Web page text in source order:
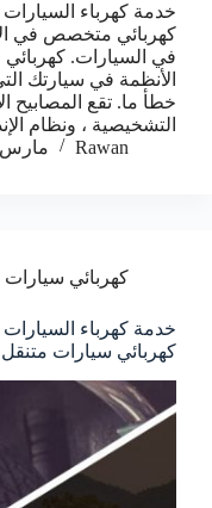
خدمة كهرباء السيارات
كهربائي متخصص في
في السيارات.
الأنظمة في سيارتك
خطأ ما. تقع المصابيح
التشخيصية ، ونظام
Rawan
مارس 26, 2021
كهربائي سيارات
كهربائي سيارات